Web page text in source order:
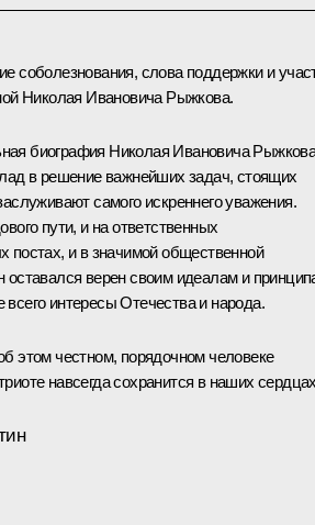
соболезнования, слова поддержки и
Николая Ивановича Рыжкова.
биография Николая Ивановича
в решение важнейших задач, стоящих
самого искреннего уважения.
пути, и на ответственных
постах, и в значимой общественной
оставался верен своим идеалам и
интересы Отечества и народа.
этом честном, порядочном человеке
навсегда сохранится в наших